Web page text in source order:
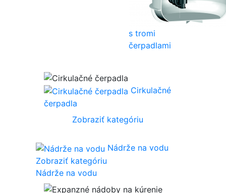
s tromi
čerpadlami
Cirkulačné
čerpadla
Zobraziť kategóriu
Nádrže na vodu
Zobraziť kategóriu
Nádrže na vodu